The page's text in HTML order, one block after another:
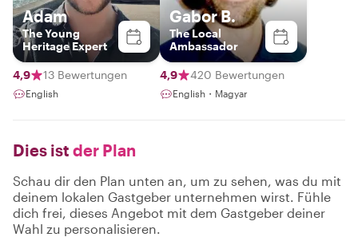
Adam
The Young
Heritage Expert
4,9 13 Bewertungen
English
Gabor B.
The Local
Ambassador
4,9 420 Bewertungen
English・Magyar
Dies ist der Plan
Schau dir den Plan unten an, um zu sehen, was du mit
deinem lokalen Gastgeber unternehmen wirst. Fühle
dich frei, dieses Angebot mit dem Gastgeber deiner
Wahl zu personalisieren.